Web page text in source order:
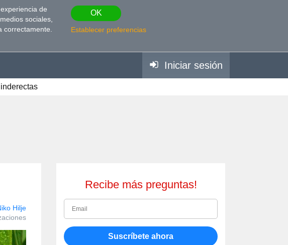
de
sociales,
OK
Establecer preferencias
Iniciar sesión
Hilje
Recibe más preguntas!
Suscríbete ahora